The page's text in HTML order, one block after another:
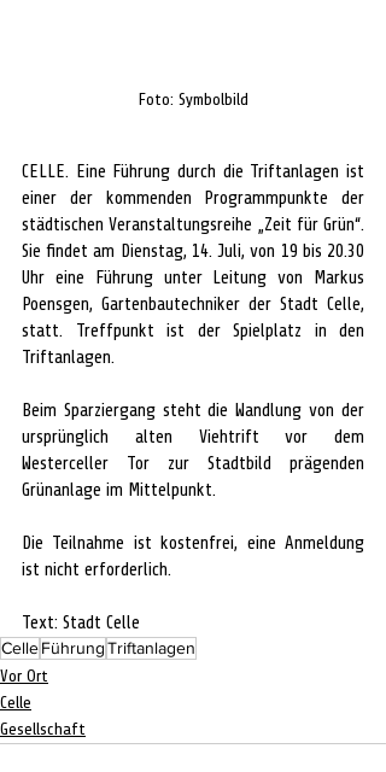
Foto: Symbolbild
CELLE. Eine Führung durch die Triftanlagen ist
einer der kommenden Programmpunkte der
städtischen Veranstaltungsreihe „Zeit für Grün“.
Sie findet am Dienstag, 14. Juli, von 19 bis 20.30
Uhr eine Führung unter Leitung von Markus
Poensgen, Gartenbautechniker der Stadt Celle,
statt. Treffpunkt ist der Spielplatz in den
Triftanlagen.
Beim Sparziergang steht die Wandlung von der
ursprünglich alten Viehtrift vor dem
Westerceller Tor zur Stadtbild prägenden
Grünanlage im Mittelpunkt.
Die Teilnahme ist kostenfrei, eine Anmeldung
ist nicht erforderlich.
Text: Stadt Celle
CelleFührungTriftanlagen
Vor Ort
Celle
Gesellschaft